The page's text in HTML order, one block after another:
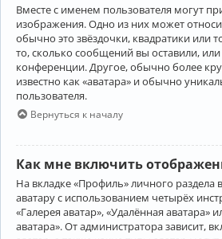
Вместе с именем пользователя могут
изображения. Одно из них может
обычно это звёздочки, квадратики или
то, сколько сообщений вы оставили, или
конференции. Другое, обычно более
известно как «аватара» и обычно
пользователя.
Вернуться к началу
Как мне включить
На вкладке «Профиль» личного раздела
аватару с использованием четырёх
«Галерея аватар», «Удалённая аватара»
аватара». От администратора зависит,